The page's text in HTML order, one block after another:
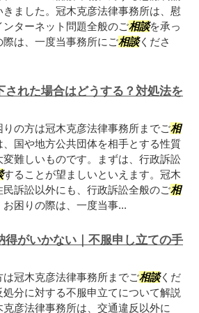
ました。冠木克彦法律事務所は、慰
ターネット問題全般のご相談を承っ
は、一度当事務所にご相談くださ
された場合はどうする？対処法を
の方は冠木克彦法律事務所までご相
国や地方公共団体を相手とする性質
変難しいものです。まずは、行政訴訟
することが望ましいといえます。冠木
訴訟以外にも、行政訴訟全般のご相
困りの際は、一度当事...
得がいかない｜不服申し立ての手
冠木克彦法律事務所までご相談くだ
分に対する不服申立てについて解説
彦法律事務所は、交通違反以外に